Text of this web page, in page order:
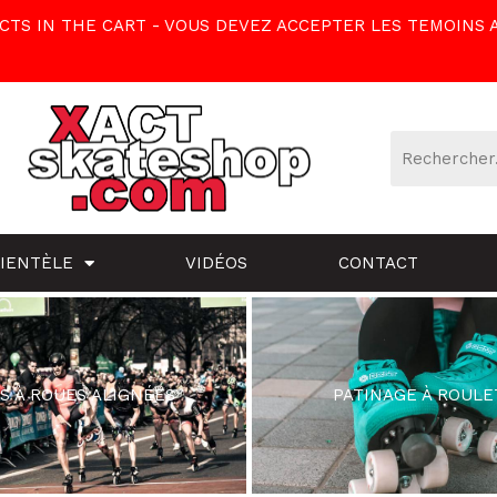
IN THE CART - VOUS DEVEZ ACCEPTER LES
VIDÉOS CONTACT
À ROUES ALIGNÉES PATINAGE À